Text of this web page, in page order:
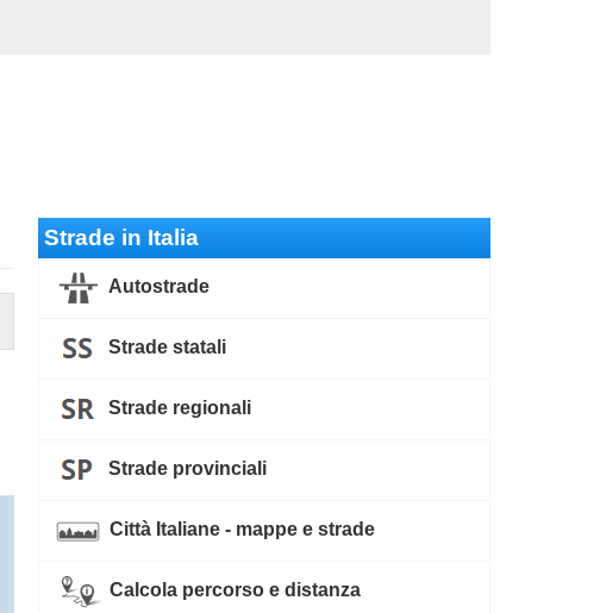
Strade in Italia
Autostrade
Strade statali
Strade regionali
Strade provinciali
Città Italiane - mappe e strade
Calcola percorso e distanza